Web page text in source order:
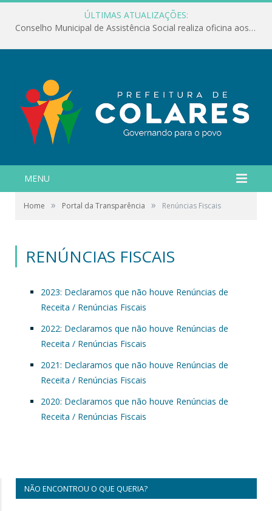
ÚLTIMAS ATUALIZAÇÕES:
Conselho Municipal de Assistência Social realiza oficina aos servidores
MENU
Home » Portal da Transparência » Renúncias Fiscais
RENÚNCIAS FISCAIS
2023: Declaramos que não houve Renúncias de
Receita / Renúncias Fiscais
2022: Declaramos que não houve Renúncias de
Receita / Renúncias Fiscais
2021: Declaramos que não houve Renúncias de
Receita / Renúncias Fiscais
2020: Declaramos que não houve Renúncias de
Receita / Renúncias Fiscais
NÃO ENCONTROU O QUE QUERIA?